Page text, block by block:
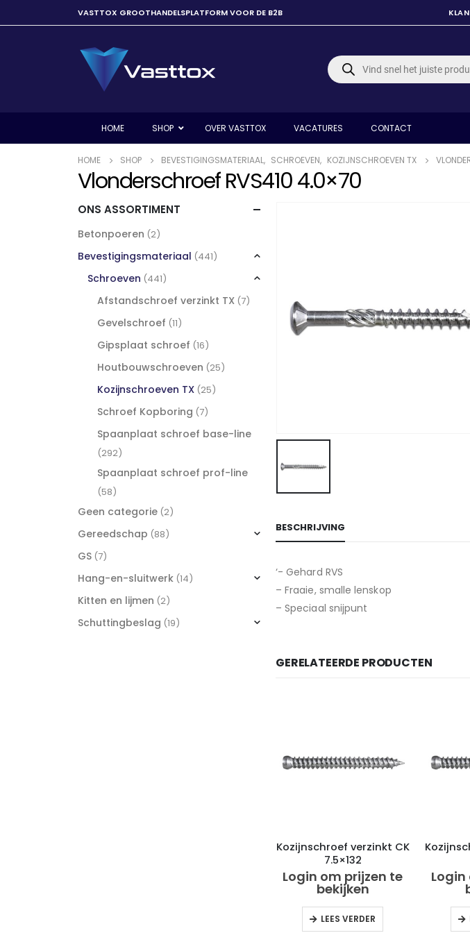
VASTTOX GROOTHANDELSPLATFORM VOOR DE B2B
Producten
zoeken
HOME SHOP OVER VASTTOX VACATURES CONTACT
HOME SHOP BEVESTIGINGSMATERIAAL, SCHROEVEN, KOZIJNSCHROEVEN TX
Vlonderschroef RVS410 4.0×70
BESCHRIJVING
‘- Gehard RVS
– Fraaie, smalle lenskop
– Speciaal snijpunt
GERELATEERDE PRODUCTEN
Kozijnschroef verzinkt CK
7.5×132
Login om prijzen te
bekijken
LEES VERDER
ONS ASSORTIMENT
Betonpoeren (2)
Bevestigingsmateriaal (441)
Schroeven (441)
Afstandschroef verzinkt TX (7)
Gevelschroef (11)
Gipsplaat schroef (16)
Houtbouwschroeven (25)
Kozijnschroeven TX (25)
Schroef Kopboring (7)
Spaanplaat schroef base-line
(292)
Spaanplaat schroef prof-line
(58)
Geen categorie (2)
Gereedschap (88)
GS (7)
Hang-en-sluitwerk (14)
Kitten en lijmen (2)
Schuttingbeslag (19)